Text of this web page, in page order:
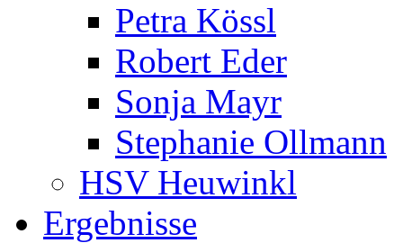
Petra Kössl
Robert Eder
Sonja Mayr
Stephanie Ollmann
HSV Heuwinkl
Ergebnisse